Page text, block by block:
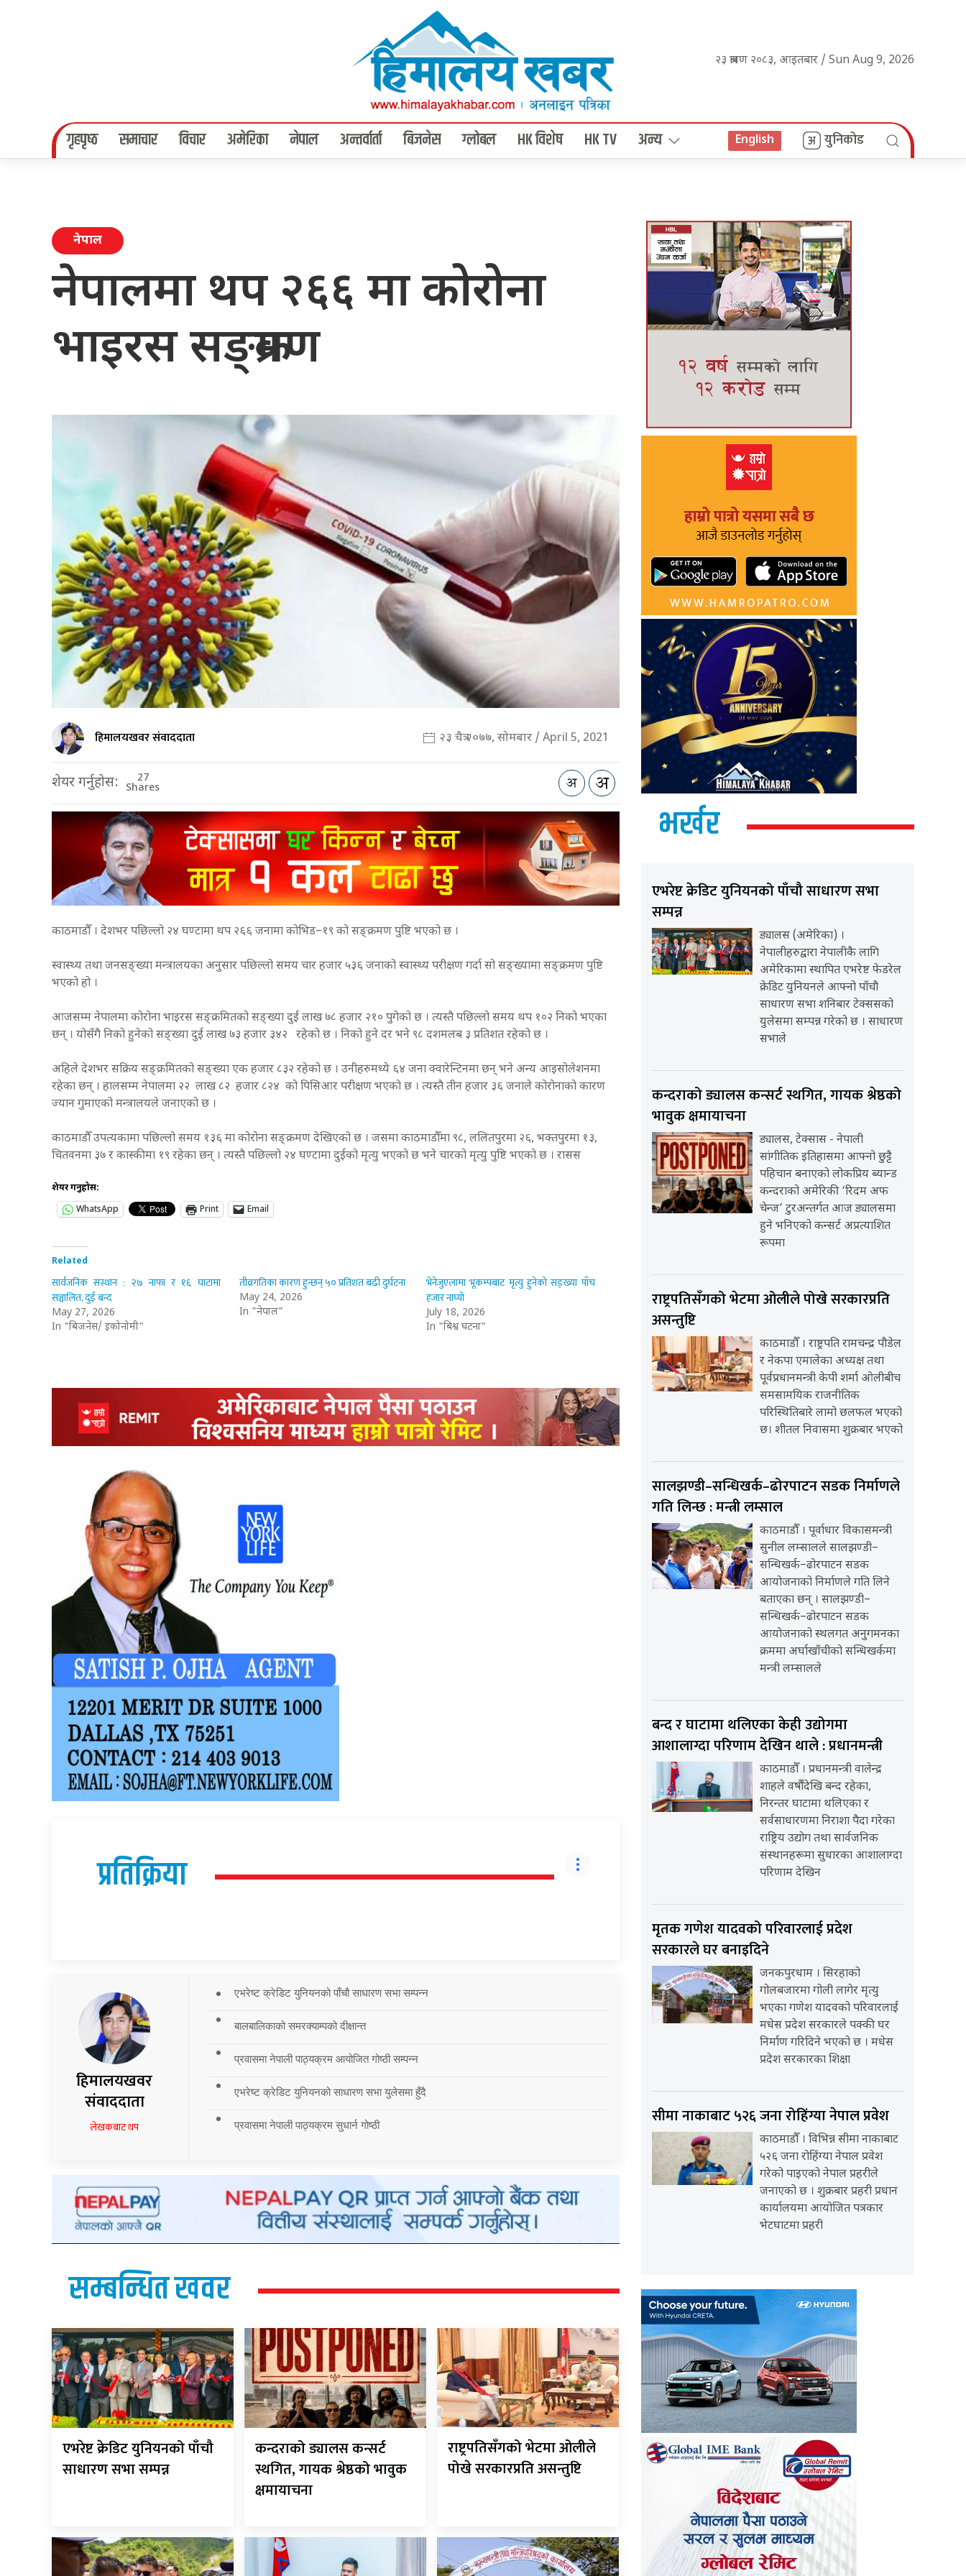
२३ श्रावण २०८३, आइतबार / Sun Aug 9, 2026
गृहपृष्‍ठ समाचार विचार अमेरिका नेपाल अन्तर्वार्ता बिजनेस ग्लोबल HK विशेष HK TV अन्य English युनिकोड
नेपाल
नेपालमा थप २६६ मा कोरोना
भाइरस सङ्क्रमण
हिमालयखवर संवाददाता २३ चैत्र २०७७, सोमबार / April 5, 2021
शेयर गर्नुहोस: 27
Shares
काठमाडौँ । देशभर पछिल्लो २४ घण्टामा थप २६६ जनामा कोभिड–१९ को सङ्क्रमण पुष्टि भएको छ ।
स्वास्थ्य तथा जनसङ्ख्या मन्त्रालयका अनुसार पछिल्लो समय चार हजार ५३६ जनाको स्वास्थ्य परीक्षण गर्दा सो सङ्ख्यामा सङ्क्रमण पुष्टि
भएको हो ।
आजसम्म नेपालमा कोरोना भाइरस सङ्क्रमितको सङ्ख्या दुई लाख ७८ हजार २१० पुगेको छ । त्यस्तै पछिल्लो समय थप १०२ निको भएका
छन् । योसँगै निको हुनेको सङ्ख्या दुई लाख ७३ हजार ३४२ रहेको छ । निको हुने दर भने ९८ दशमलब ३ प्रतिशत रहेको छ ।
अहिले देशभर सक्रिय सङ्क्रमितको सङ्ख्या एक हजार ८३२ रहेको छ । उनीहरुमध्ये ६४ जना क्वारेन्टिनमा छन् भने अन्य आइसोलेशनमा
रहेका छन् । हालसम्म नेपालमा २२ लाख ८२ हजार ८२४ को पिसिआर परीक्षण भएको छ । त्यस्तै तीन हजार ३६ जनाले कोरोनाको कारण
ज्यान गुमाएको मन्त्रालयले जनाएको छ ।
काठमाडौँ उपत्यकामा पछिल्लो समय १३६ मा कोरोना सङ्क्रमण देखिएको छ । जसमा काठमाडौँमा ९८, ललितपुरमा २६, भक्तपुरमा १३,
चितवनमा ३७ र कास्कीमा १९ रहेका छन् । त्यस्तै पछिल्लो २४ घण्टामा दुईको मृत्यु भएको छ भने चारको मृत्यु पुष्टि भएको छ । रासस
शेयर गर्नुहोस:
WhatsApp
Print Email
Related
सार्वजनिक संस्थान : २७ नाफा र १६ घाटामा
सञ्चालित, दुई बन्द
May 27, 2026
In "बिजनेस/ इकोनोमी"
तीव्रगतिका कारण हुन्छन् ५० प्रतिशत बढी दुर्घटना
May 24, 2026
In "नेपाल"
भेनेजुएलामा भूकम्पबाट मृत्यु हुनेको सङ्ख्या पाँच
हजार नाघ्यो
July 18, 2026
In "बिश्व घटना"
प्रतिक्रिया
हिमालयखवर
संवाददाता
लेखकबाट थप
एभरेष्ट क्रेडिट युनियनको पाँचौ साधारण सभा सम्पन्न
बालबालिकाको समरक्याम्पको दीक्षान्त
प्रवासमा नेपाली पाठ्यक्रम आयोजित गोष्ठी सम्पन्न
एभरेष्ट क्रेडिट युनियनको साधारण सभा युलेसमा हुँदै
प्रवासमा नेपाली पाठ्यक्रम सुधार्न गोष्ठी
सम्बन्धित खवर
एभरेष्ट क्रेडिट युनियनको पाँचौ
साधारण सभा सम्पन्न
कन्दराको ड्यालस कन्सर्ट
स्थगित, गायक श्रेष्ठको भावुक
क्षमायाचना
राष्ट्रपतिसँगको भेटमा ओलीले
पोखे सरकारप्रति असन्तुष्टि
भर्खर
एभरेष्ट क्रेडिट युनियनको पाँचौ साधारण सभा
सम्पन्न
ड्यालस (अमेरिका) ।
नेपालीहरुद्वारा नेपालीकै लागि
अमेरिकामा स्थापित एभरेष्ट फेडरेल
क्रेडिट युनियनले आफ्नो पाँचौ
साधारण सभा शनिबार टेक्ससको
युलेसमा सम्पन्न गरेको छ । साधारण
सभाले
कन्दराको ड्यालस कन्सर्ट स्थगित, गायक श्रेष्ठको
भावुक क्षमायाचना
ड्यालस, टेक्सास - नेपाली
सांगीतिक इतिहासमा आफ्नो छुट्टै
पहिचान बनाएको लोकप्रिय ब्यान्ड
कन्दराको अमेरिकी ‘रिदम अफ
चेन्ज’ टुरअन्तर्गत आज ड्यालसमा
हुने भनिएको कन्सर्ट अप्रत्याशित
रूपमा
राष्ट्रपतिसँगको भेटमा ओलीले पोखे सरकारप्रति
असन्तुष्टि
काठमाडौँ । राष्ट्रपति रामचन्द्र पौडेल
र नेकपा एमालेका अध्यक्ष तथा
पूर्वप्रधानमन्त्री केपी शर्मा ओलीबीच
समसामयिक राजनीतिक
परिस्थितिबारे लामो छलफल भएको
छ। शीतल निवासमा शुक्रबार भएको
सालझण्डी–सन्धिखर्क–ढोरपाटन सडक निर्माणले
गति लिन्छ : मन्त्री लम्साल
काठमाडौँ । पूर्वाधार विकासमन्त्री
सुनील लम्सालले सालझण्डी–
सन्धिखर्क–ढोरपाटन सडक
आयोजनाको निर्माणले गति लिने
बताएका छन् । सालझण्डी–
सन्धिखर्क–ढोरपाटन सडक
आयोजनाको स्थलगत अनुगमनका
क्रममा अर्घाखाँचीको सन्धिखर्कमा
मन्त्री लम्सालले
बन्द र घाटामा थलिएका केही उद्योगमा
आशालाग्दा परिणाम देखिन थाले : प्रधानमन्त्री
काठमाडौँ । प्रधानमन्त्री वालेन्द्र
शाहले वर्षौंदेखि बन्द रहेका,
निरन्तर घाटामा थलिएका र
सर्वसाधारणमा निराशा पैदा गरेका
राष्ट्रिय उद्योग तथा सार्वजनिक
संस्थानहरूमा सुधारका आशालाग्दा
परिणाम देखिन
मृतक गणेश यादवको परिवारलाई प्रदेश
सरकारले घर बनाइदिने
जनकपुरधाम । सिरहाको
गोलबजारमा गोली लागेर मृत्यु
भएका गणेश यादवको परिवारलाई
मधेस प्रदेश सरकारले पक्की घर
निर्माण गरिदिने भएको छ । मधेस
प्रदेश सरकारका शिक्षा
सीमा नाकाबाट ५२६ जना रोहिंग्या नेपाल प्रवेश
काठमाडौँ । विभिन्न सीमा नाकाबाट
५२६ जना रोहिंग्या नेपाल प्रवेश
गरेको पाइएको नेपाल प्रहरीले
जनाएको छ । शुक्रबार प्रहरी प्रधान
कार्यालयमा आयोजित पत्रकार
भेटघाटमा प्रहरी